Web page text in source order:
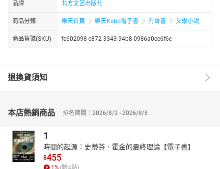
品牌 北方文艺出版社
商品分類 樂天首頁 樂天Kobo電子書 有聲書 文學小說
商品貨號(SKU) fe602098-c872-3343-94b8-0986a0ee6f6c
退換貨須知
本店熱銷商品 排名期間：2026/8/2 - 2026/8/8
1
時間的起源：史蒂芬．霍金的最終理論【電子書】
$455
1% (賺4點)